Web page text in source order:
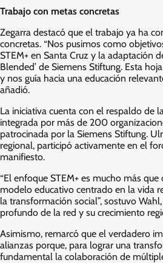
Trabajo con metas concretas
Zegarra destacó que el trabajo ya ha
concretas. “Nos pusimos como
STEM+ en Santa Cruz y la adaptación
Blended’ de Siemens Stiftung. Esta
y nos guía hacia una educación
añadió.
La iniciativa cuenta con el respaldo de
integrada por más de 200
patrocinada por la Siemens Stiftung.
regional, participó activamente en el
manifiesto.
“El enfoque STEM+ es mucho más
modelo educativo centrado en la vida
la transformación social”, sostuvo
profundo de la red y su crecimiento
Asimismo, remarcó que el verdadero
alianzas porque, para lograr una
fundamental la colaboración de